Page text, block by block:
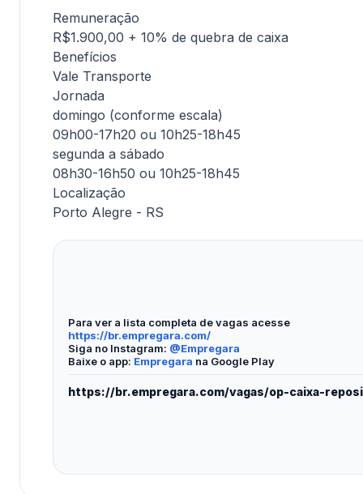
Remuneração
R$1.900,00 + 10% de quebra de caixa
Benefícios
Vale Transporte
Jornada
domingo (conforme escala)
09h00-17h20 ou 10h25-18h45
segunda a sábado
08h30-16h50 ou 10h25-18h45
Localização
Porto Alegre - RS
Para ver a lista completa de vagas acesse
https://br.empregara.com/
Siga no Instagram: @Empregara
Baixe o app: Empregara na Google Play
https://br.empregara.com/vagas/op-caixa-